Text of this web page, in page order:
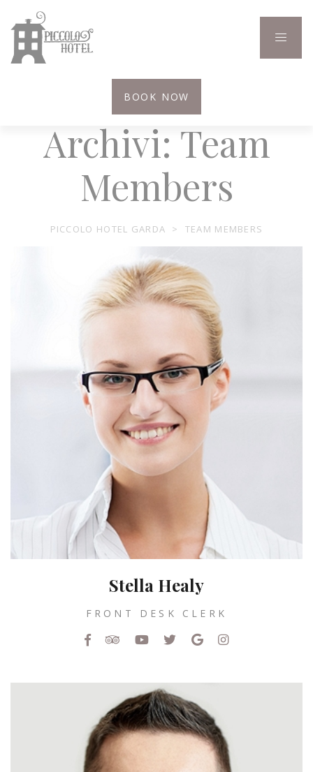
BOOK NOW
Archivi: Team
Members
PICCOLO HOTEL GARDA > TEAM MEMBERS
Stella Healy
FRONT DESK CLERK